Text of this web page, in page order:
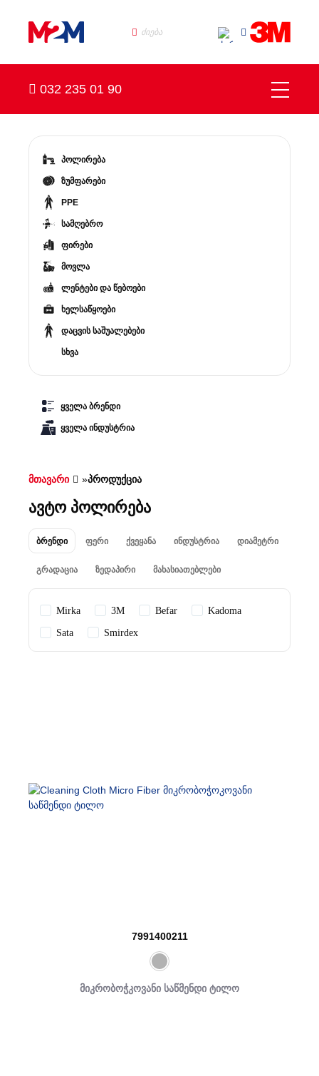
032 235 01 90
პოლირება
ზუმფარები
PPE
სამღებრო
ფირები
მოვლა
ლენტები და წებოები
ხელსაწყოები
დაცვის საშუალებები
სხვა
ყველა ბრენდი
ყველა ინდუსტრია
მთავარი »პროდუქცია
ავტო პოლირება
ბრენდი ფერი ქვეყანა ინდუსტრია დიამეტრი
გრადაცია ზედაპირი მახასიათებლები
Mirka 3M Befar Kadoma
Sata Smirdex
7991400211
მიკრობოჭკოვანი საწმენდი ტილო